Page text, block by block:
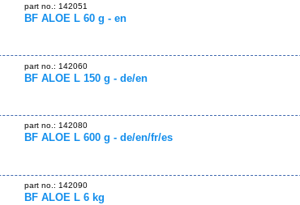
part no.: 142051
BF ALOE L 60 g - en
part no.: 142060
BF ALOE L 150 g - de/en
part no.: 142080
BF ALOE L 600 g - de/en/fr/es
part no.: 142090
BF ALOE L 6 kg